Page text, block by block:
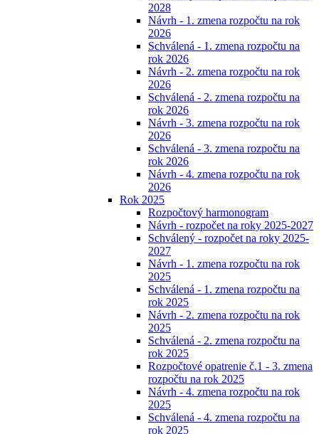
2028
Návrh - 1. zmena rozpočtu na rok
2026
Schválená - 1. zmena rozpočtu na
rok 2026
Návrh - 2. zmena rozpočtu na rok
2026
Schválená - 2. zmena rozpočtu na
rok 2026
Návrh - 3. zmena rozpočtu na rok
2026
Schválená - 3. zmena rozpočtu na
rok 2026
Návrh - 4. zmena rozpočtu na rok
2026
Rok 2025
Rozpočtový harmonogram
Návrh - rozpočet na roky 2025-2027
Schválený - rozpočet na roky 2025-
2027
Návrh - 1. zmena rozpočtu na rok
2025
Schválená - 1. zmena rozpočtu na
rok 2025
Návrh - 2. zmena rozpočtu na rok
2025
Schválená - 2. zmena rozpočtu na
rok 2025
Rozpočtové opatrenie č.1 - 3. zmena
rozpočtu na rok 2025
Návrh - 4. zmena rozpočtu na rok
2025
Schválená - 4. zmena rozpočtu na
rok 2025